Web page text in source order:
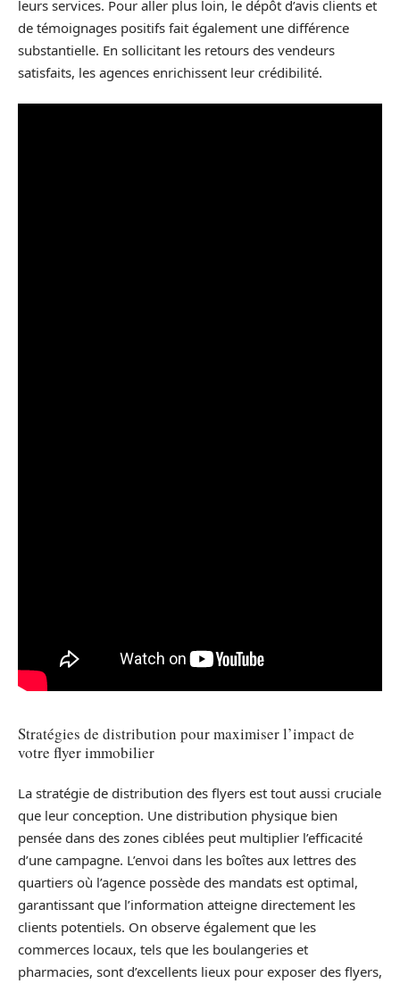
leurs services. Pour aller plus loin, le dépôt d’avis clients et
de témoignages positifs fait également une différence
substantielle. En sollicitant les retours des vendeurs
satisfaits, les agences enrichissent leur crédibilité.
Stratégies de distribution pour maximiser l’impact de
votre flyer immobilier
La stratégie de distribution des flyers est tout aussi cruciale
que leur conception. Une distribution physique bien
pensée dans des zones ciblées peut multiplier l’efficacité
d’une campagne. L’envoi dans les boîtes aux lettres des
quartiers où l’agence possède des mandats est optimal,
garantissant que l’information atteigne directement les
clients potentiels. On observe également que les
commerces locaux, tels que les boulangeries et
pharmacies, sont d’excellents lieux pour exposer des flyers,